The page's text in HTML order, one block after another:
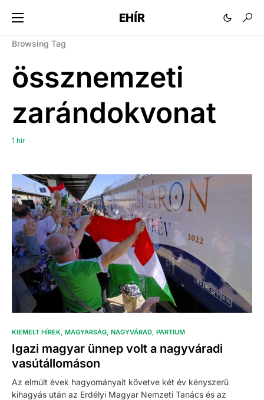
EHÍR
Browsing Tag
össznemzeti
zarándokvonat
1 hír
KIEMELT HÍREK MAGYARSÁG NAGYVÁRAD PARTIUM
Igazi magyar ünnep volt a nagyváradi
vasútállomáson
Az elmúlt évek hagyományait követve két év kényszerű
kihagyás után az Erdélyi Magyar Nemzeti Tanács és az